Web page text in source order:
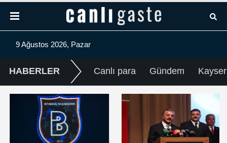
9 Ağustos 2026, Pazar
HABERLER Canlı para Gündem